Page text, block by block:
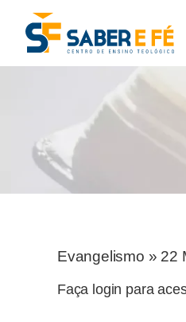
Evangelismo » 22
Faça login para